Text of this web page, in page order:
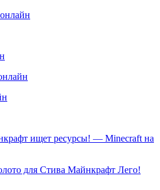
ищет ресурсы! — Minecraft на
для Стива Майнкрафт Лего!